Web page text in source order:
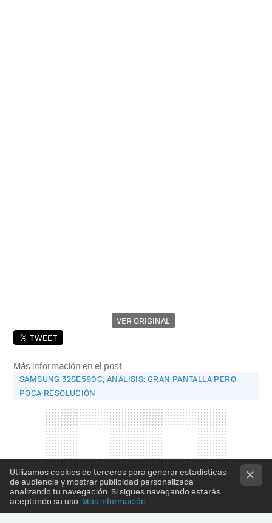
VER ORIGINAL
TWEET
Más información en el post
SAMSUNG 32SE590C, ANÁLISIS: GRAN PANTALLA PERO
POCA RESOLUCIÓN
Utilizamos cookies de terceros para generar estadísticas
de audiencia y mostrar publicidad personalizada
analizando tu navegación. Si sigues navegando estarás
aceptando su uso. Más información